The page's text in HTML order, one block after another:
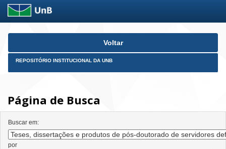
Skip
Voltar
REPOSITÓRIO INSTITUCIONAL DA UNB
Página de Busca
Buscar em:
por